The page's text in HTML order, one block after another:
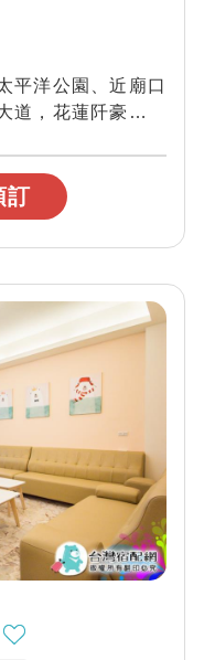
平洋公園、近廟口
道，花蓮阡豪旅宿
訂